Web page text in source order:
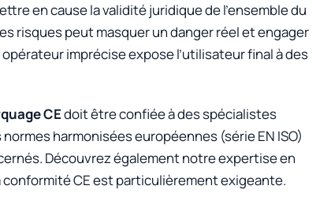
en cause la validité juridique de l’ensemble du
risques peut masquer un danger réel et engager
imprécise expose l’utilisateur final à des
CEdoit être confiée à des spécialistes
harmonisées européennes (série EN ISO)
Découvrez également notre expertise en
conformité CE est particulièrement exigeante.